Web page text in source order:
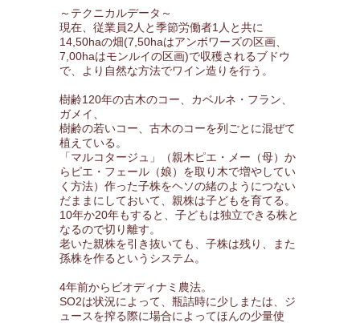
～テクニカルデータ～
現在、従業員2人と季節労働者1人と共に
14,50haの畑(7,50haはアンボワーズの区画、
7,00haはモンルイの区画)で収穫されるブドウ
で、より自然な方法でワイン造りを行う。
樹齢120年の古木のコー、カベルネ・フラン、
ガメイ、
樹齢の若いコー、古木のコーを列ごとに混ぜて
植えている。
「マルコタージュ」（親木ピエ・メー（母）か
らピエ・フェール（娘）を取り木で増やしてい
く方法）作った子株をヘソの緒のようにつない
だままにしておいて、親株は子どもを育てる。
10年か20年もすると、子どもは独立できる株と
なるので切り離す。
老いた親株を引き抜いても、子株は残り、また
孫株を作るというシステム。
4年前からビオディナミ農法。
SO2は状況によって、瓶詰時に少しまたは、ジ
ュースを搾る際に場合によってほんの少量使